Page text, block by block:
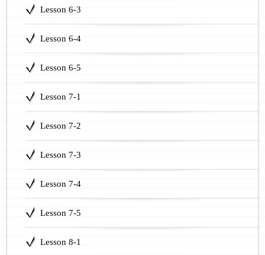
Lesson 6-3
Lesson 6-4
Lesson 6-5
Lesson 7-1
Lesson 7-2
Lesson 7-3
Lesson 7-4
Lesson 7-5
Lesson 8-1